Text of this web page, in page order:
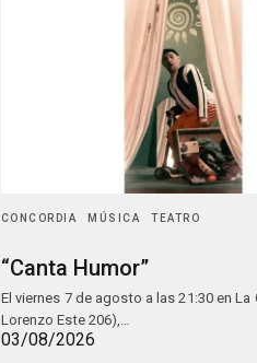
CONCORDIA MÚSICA TEATRO
“Canta Humor”
El viernes 7 de agosto a las 21:30 en La
Lorenzo Este 206),…
03/08/2026